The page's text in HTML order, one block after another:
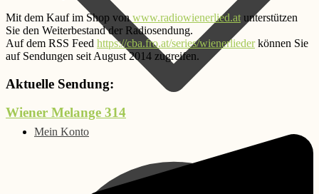
Mein Konto
Mit dem Kauf im Shop vonwww.radiowienerlied.at unterstützen
Sie den Weiterbestand der Radiosendung.
Auf dem RSS Feed https://cba.fro.at/series/wienerliederkönnen Sie
auf Sendungen seit August 2014 zugreifen.
Aktuelle Sendung:
Wiener Melange 314